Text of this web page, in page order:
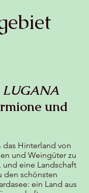
LUGANA
und
das Hinterland von
und Weingüter zu
eine Landschaft
den schönsten
ein Land aus